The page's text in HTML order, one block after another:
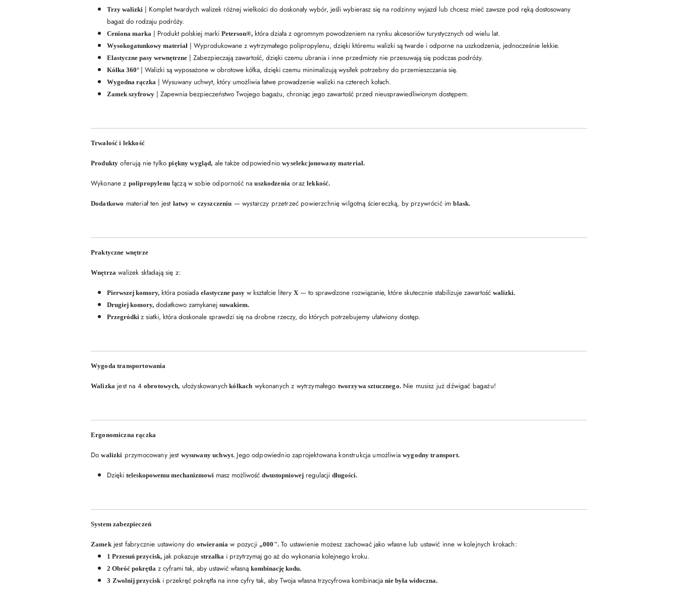
Trzy walizki | Komplet twardych walizek różnej wielkości do doskonały wybór, jeśli wybierasz się na rodzinny wyjazd lub chcesz mieć zawsze pod ręką dostosowany
bagaż do rodzaju podróży.
Ceniona marka | Produkt polskiej marki Peterson®, która działa z ogromnym powodzeniem na rynku akcesoriów turystycznych od wielu lat.
Wysokogatunkowy materiał | Wyprodukowane z wytrzymałego polipropylenu, dzięki któremu walizki są twarde i odporne na uszkodzenia, jednocześnie lekkie.
Elastyczne pasy wewnętrzne | Zabezpieczają zawartość, dzięki czemu ubrania i inne przedmioty nie przesuwają się podczas podróży.
Kółka 360° | Walizki są wyposażone w obrotowe kółka, dzięki czemu minimalizują wysiłek potrzebny do przemieszczania się.
Wygodna rączka | Wysuwany uchwyt, który umożliwia łatwe prowadzenie walizki na czterech kołach.
Zamek szyfrowy | Zapewnia bezpieczeństwo Twojego bagażu, chroniąc jego zawartość przed nieusprawiedliwionym dostępem.
Trwałość i lekkość
Produkty oferują nie tylkopiękny wygląd, ale także odpowiedniowyselekcjonowany materiał.
Wykonane z polipropylenułączą w sobie odporność nauszkodzenia orazlekkość.
Dodatkowo materiał ten jest łatwy w czyszczeniu — wystarczy przetrzeć powierzchnię wilgotną ściereczką, by przywrócić imblask.
Praktyczne wnętrze
Wnętrza walizek składają się z:
Pierwszej komory, która posiada elastyczne pasy w kształcie litery X— to sprawdzone rozwiązanie, które skutecznie stabilizuje zawartość walizki.
Drugiej komory, dodatkowo zamykanej suwakiem.
Przegródki z siatki, która doskonale sprawdzi się na drobne rzeczy, do których potrzebujemy ułatwiony dostęp.
Wygoda transportowania
Walizka jest na 4 obrotowych, ułożyskowanych kółkach wykonanych z wytrzymałego tworzywa sztucznego.Nie musisz już dźwigać bagażu!
Ergonomiczna rączka
Dowalizki przymocowany jest wysuwany uchwyt. Jego odpowiednio zaprojektowana konstrukcja umożliwiawygodny transport.
Dzięki teleskopowemu mechanizmowi masz możliwość dwustopniowej regulacji długości.
System zabezpieczeń
Zamekjest fabrycznie ustawiony do otwierania w pozycji „000".To ustawienie możesz zachować jako własne lub ustawić inne w kolejnych krokach:
1 Przesuń przycisk, jak pokazuje strzałka i przytrzymaj go aż do wykonania kolejnego kroku.
2 Obróć pokrętła z cyframi tak, aby ustawić własną kombinację kodu.
3 Zwolnij przycisk i przekręć pokrętła na inne cyfry tak, aby Twoja własna trzycyfrowa kombinacja nie była widoczna.